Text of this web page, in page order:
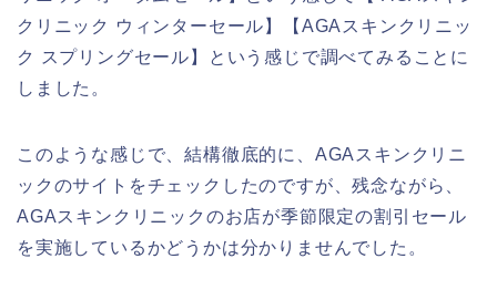
クリニック ウィンターセール】【AGAスキンクリニッ
ク スプリングセール】という感じで調べてみることに
しました。
このような感じで、結構徹底的に、AGAスキンクリニ
ックのサイトをチェックしたのですが、残念ながら、
AGAスキンクリニックのお店が季節限定の割引セール
を実施しているかどうかは分かりませんでした。